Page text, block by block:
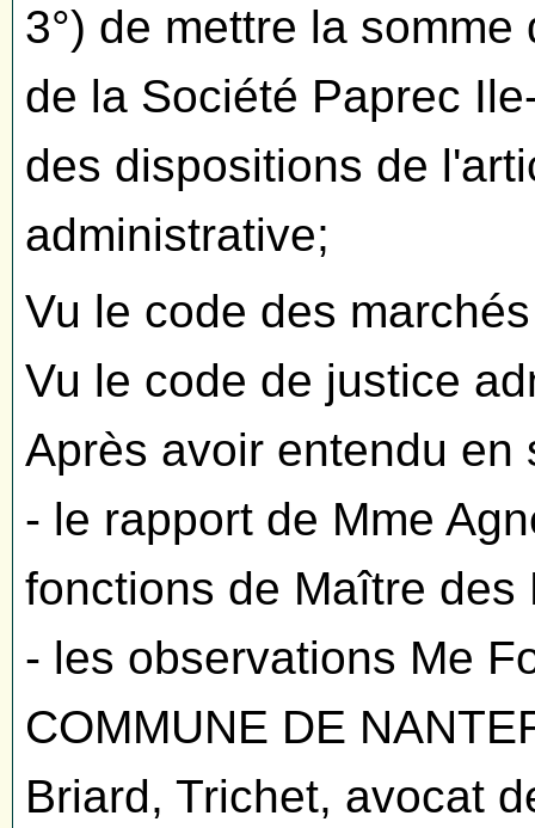
3°) de mettre la
de la Société Paprec
des dispositions de
administrative;
Vu le code des
Vu le code de justice
Après avoir entendu en
- le rapport de Mme
fonctions de Maître des
- les observations Me
COMMUNE DE
Briard, Trichet, avocat